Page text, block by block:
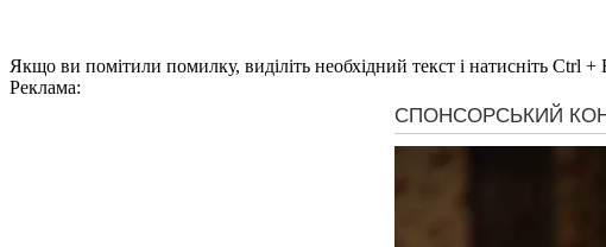
Якщо ви помітили помилку, виділіть необхідний текст і натисніть Ctrl
Реклама: